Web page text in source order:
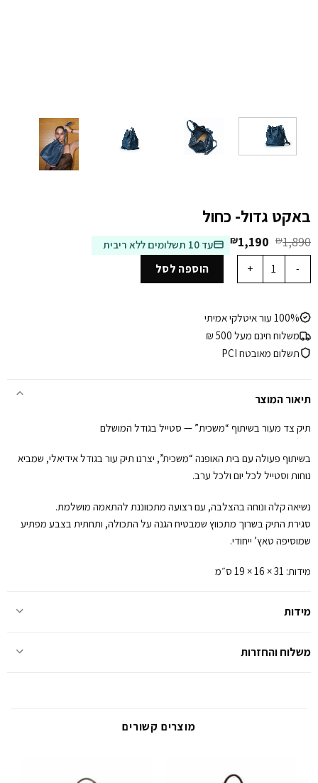
באקט גדול- כחול
₪1,890 המחיר
המקורי
היה:
₪1,890.
₪1,190 המחיר
הנוכחי
עד 10 תשלומים ללא ריבית
כמות של באקט גדול- כחולהוספה לסל
100% עור איטלקי אמיתי
משלוח חינם מעל 500 ₪
תשלום מאובטח PCI
תיאור המוצר
תיק צד מעור בשיתוף “משכית” — סטייל בגודל המושלם
בשיתוף פעולה עם בית האופנה “משכית”, יצרנו תיק עור בגודל אידיאלי, שמביא
נוחות וסטייל לכל יום ולכל ערב.
נשיאה קלה ונוחה בהצלבה, עם רצועה מתכווננת להתאמה מושלמת.
סגירת התיק בשרוך מתכווץ שמבטיח הגנה על התכולה, ותחתית בצבע מפתיע
שמוסיפה טאץ’ ייחודי.
מידות: 31 × 16 × 19 ס״מ
מידות
משלוח והחזרות
מוצרים קשורים